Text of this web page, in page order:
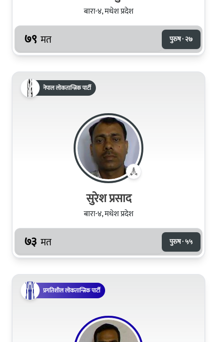
बारा-४, मधेश प्रदेश
७९ मत पुरुष · २७
नेपाल लोकतान्त्रिक पार्टी
सुरेश प्रसाद
बारा-४, मधेश प्रदेश
७३ मत पुरुष · ५५
प्रगतिशील लोकतान्त्रिक पार्टी